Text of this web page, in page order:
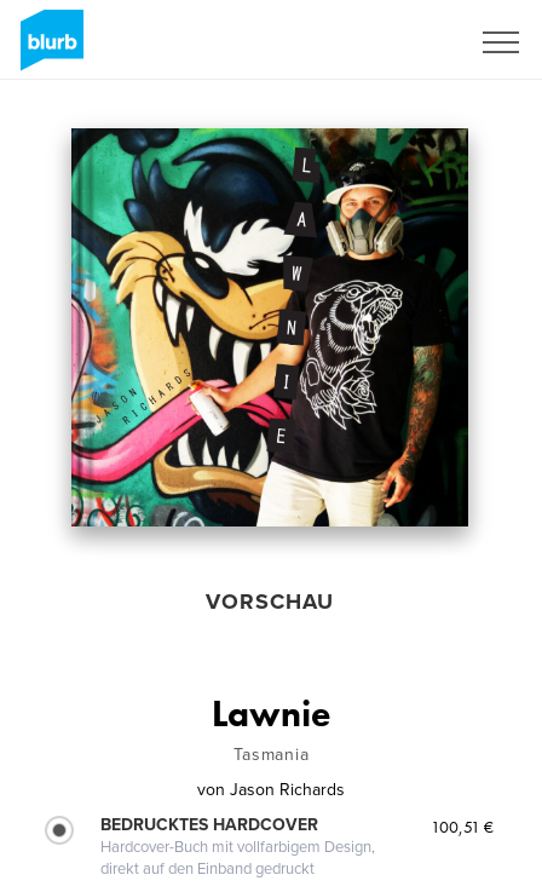
VORSCHAU
Lawnie
Tasmania
von Jason Richards
BEDRUCKTES HARDCOVER
Hardcover-Buch mit vollfarbigem Design,
direkt auf den Einband gedruckt
100,51 €